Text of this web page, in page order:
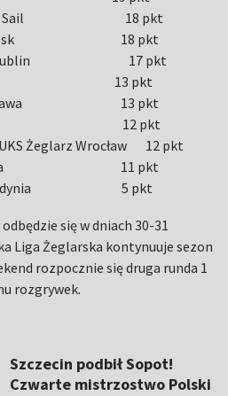
Ski & Sail 18 pkt
Gdańsk 18 pkt
YKP Lublin 17 pkt
13 pkt
Warszawa 13 pkt
Grupa 12 pkt
Żeglarz Wrocław 12 pkt
11 pkt
Gdynia 5 pkt
się w dniach 30-31
Liga Żeglarska kontynuuje sezon
rozpocznie się druga runda 1
rozgrywek.
Szczecin podbił Sopot!
Czwarte mistrzostwo Polski